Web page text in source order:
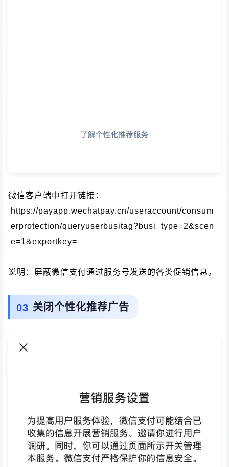
微信客户端中打开链接：
https://payapp.wechatpay.cn/useraccount/consum
erprotection/queryuserbusitag?busi_type=2&scen
e=1&exportkey=
说明：屏蔽微信支付通过服务号发送的各类促销信息。
关闭个性化推荐广告